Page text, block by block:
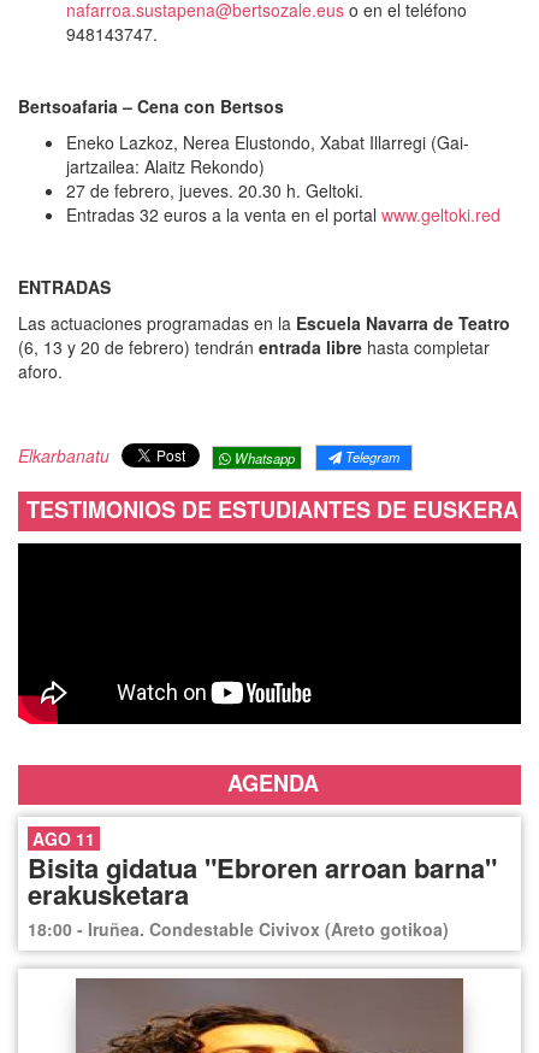
nafarroa.sustapena@bertsozale.eus o en el teléfono
948143747.
Bertsoafaria – Cena con Bertsos
Eneko Lazkoz, Nerea Elustondo, Xabat Illarregi (Gai-
jartzailea: Alaitz Rekondo)
27 de febrero, jueves. 20.30 h. Geltoki.
Entradas 32 euros a la venta en el portal www.geltoki.red
ENTRADAS
Las actuaciones programadas en la Escuela Navarra de Teatro
(6, 13 y 20 de febrero) tendrán entrada libre hasta completar
aforo.
Elkarbanatu Whatsapp Telegram
TESTIMONIOS DE ESTUDIANTES DE EUSKERA
AGENDA
AGO 11
Bisita gidatua "Ebroren arroan barna"
erakusketara
18:00 - Iruñea. Condestable Civivox (Areto gotikoa)